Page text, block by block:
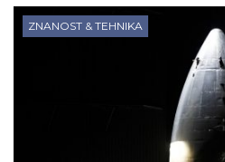
ZNANOST & TEHNIKA